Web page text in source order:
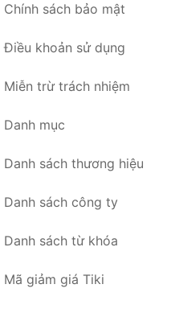
Chính sách bảo mật
Điều khoản sử dụng
Miễn trừ trách nhiệm
Danh mục
Danh sách thương hiệu
Danh sách công ty
Danh sách từ khóa
Mã giảm giá Tiki